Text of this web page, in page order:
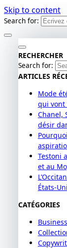
Skip to content
Search for:
RECHERCHER
Search for:
ARTICLES
Mode
qui vont
Chanel,
désir
Testoni
et au
États-
CATÉGORIES
Business